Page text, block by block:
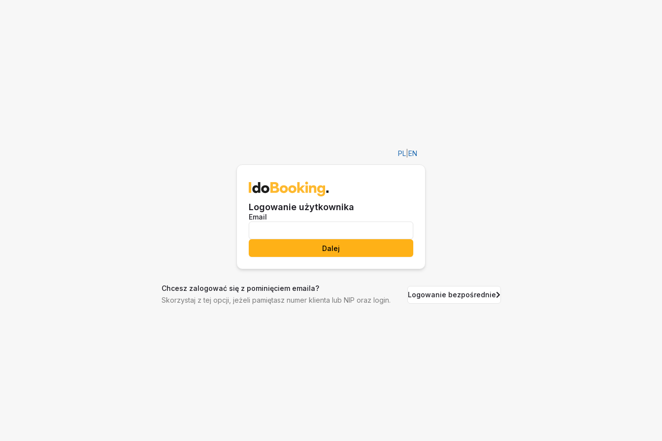
PL EN
Logowanie użytkownika
Email
Dalej
Chcesz zalogować się z pominięciem emaila?
Skorzystaj z tej opcji, jeżeli pamiętasz numer klienta lub NIP oraz login.
Logowanie bezpośrednie